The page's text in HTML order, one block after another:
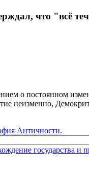
что "всё
о постоянном
неизменно,
Античности.
государства и